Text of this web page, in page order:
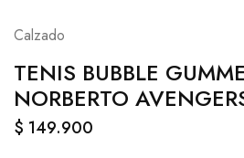
Calzado
TENIS BUBBLE
NORBERTO
$ 149.900